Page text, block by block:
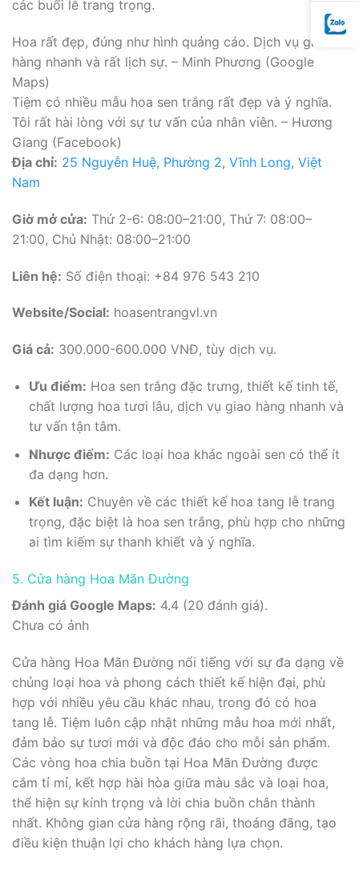
các buổi lễ trang trọng.
Hoa rất đẹp, đúng như hình quảng cáo. Dịch vụ giao
hàng nhanh và rất lịch sự. – Minh Phương (Google
Maps)
Tiệm có nhiều mẫu hoa sen trắng rất đẹp và ý nghĩa.
Tôi rất hài lòng với sự tư vấn của nhân viên. – Hương
Giang (Facebook)
Địa chỉ: 25 Nguyễn Huệ, Phường 2, Vĩnh Long, Việt
Nam
Giờ mở cửa: Thứ 2-6: 08:00–21:00, Thứ 7: 08:00–
21:00, Chủ Nhật: 08:00–21:00
Liên hệ: Số điện thoại: +84 976 543 210
Website/Social: hoasentrangvl.vn
Giá cả: 300.000-600.000 VNĐ, tùy dịch vụ.
Ưu điểm: Hoa sen trắng đặc trưng, thiết kế tinh tế,
chất lượng hoa tươi lâu, dịch vụ giao hàng nhanh và
tư vấn tận tâm.
Nhược điểm: Các loại hoa khác ngoài sen có thể ít
đa dạng hơn.
Kết luận: Chuyên về các thiết kế hoa tang lễ trang
trọng, đặc biệt là hoa sen trắng, phù hợp cho những
ai tìm kiếm sự thanh khiết và ý nghĩa.
5. Cửa hàng Hoa Mãn Đường
Đánh giá Google Maps: 4.4 (20 đánh giá).
Chưa có ảnh
Cửa hàng Hoa Mãn Đường nổi tiếng với sự đa dạng về
chủng loại hoa và phong cách thiết kế hiện đại, phù
hợp với nhiều yêu cầu khác nhau, trong đó có hoa
tang lễ. Tiệm luôn cập nhật những mẫu hoa mới nhất,
đảm bảo sự tươi mới và độc đáo cho mỗi sản phẩm.
Các vòng hoa chia buồn tại Hoa Mãn Đường được
cắm tỉ mỉ, kết hợp hài hòa giữa màu sắc và loại hoa,
thể hiện sự kính trọng và lời chia buồn chân thành
nhất. Không gian cửa hàng rộng rãi, thoáng đãng, tạo
điều kiện thuận lợi cho khách hàng lựa chọn.